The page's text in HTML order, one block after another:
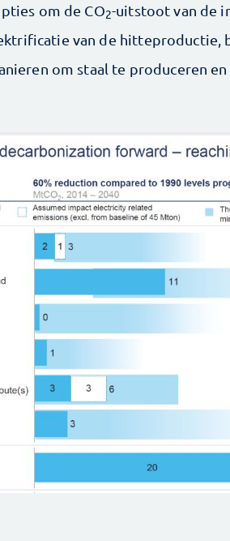
om de CO2-uitstoot van de
van de hitteproductie,
om staal te produceren en